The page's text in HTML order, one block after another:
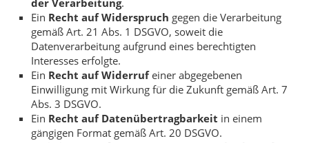
der Verarbeitung.
Ein Recht auf Widerspruch gegen die Verarbeitung
gemäß Art. 21 Abs. 1 DSGVO, soweit die
Datenverarbeitung aufgrund eines berechtigten
Interesses erfolgte.
Ein Recht auf Widerrufeiner abgegebenen
Einwilligung mit Wirkung für die Zukunft gemäß Art. 7
Abs. 3 DSGVO.
Ein Recht auf Datenübertragbarkeit in einem
gängigen Format gemäß Art. 20 DSGVO.